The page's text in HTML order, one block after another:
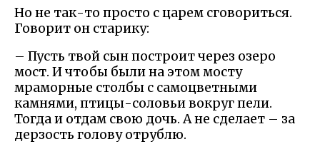
Но не так-то просто с царем сговориться.
Говорит он старику:
– Пусть твой сын построит через озеро
мост. И чтобы были на этом мосту
мраморные столбы с самоцветными
камнями, птицы-соловьи вокруг пели.
Тогда и отдам свою дочь. А не сделает – за
дерзость голову отрублю.